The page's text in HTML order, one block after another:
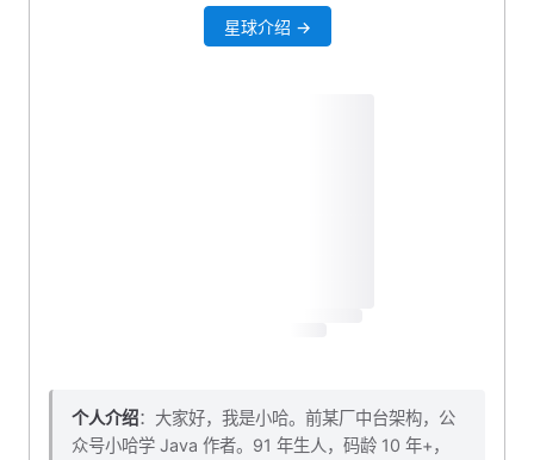
4.1 封装 Pinia 相关代码
星球介绍 →
个人介绍：大家好，我是小哈。前某厂中台架构，公
众号小哈学 Java 作者。91 年生人，码龄 10 年+，